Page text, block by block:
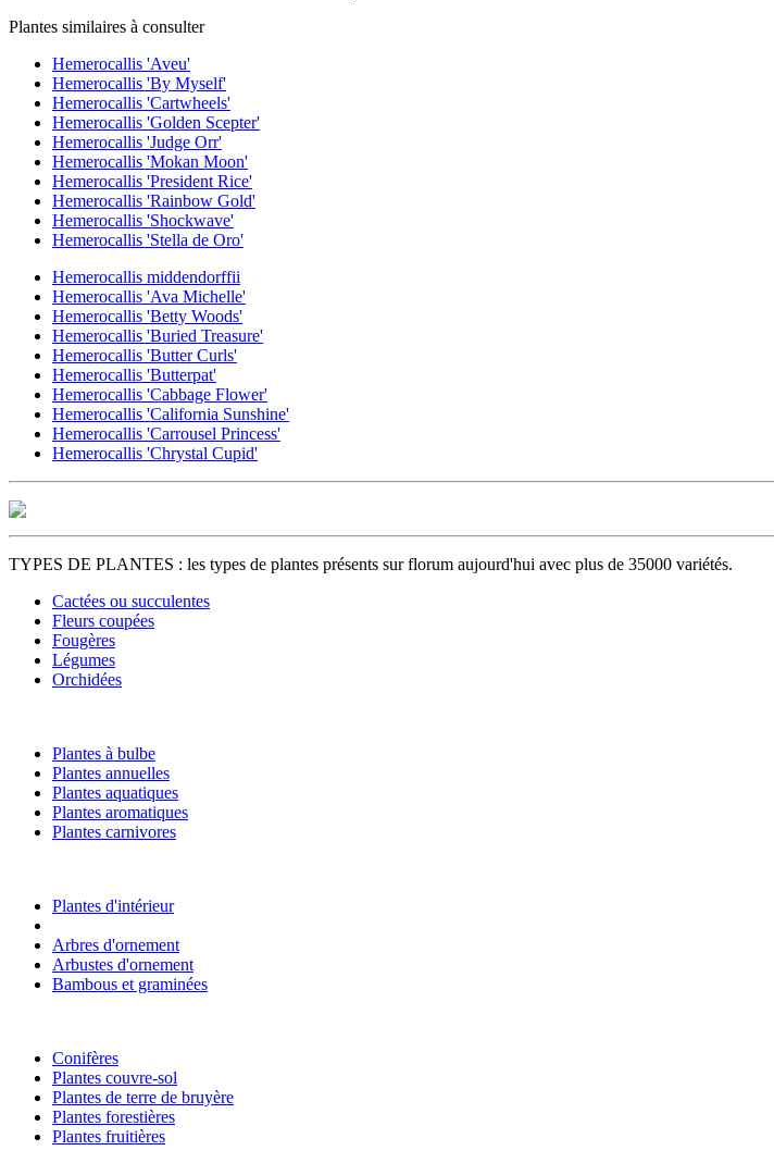
Plantes similaires à consulter
Hemerocallis 'Aveu'
Hemerocallis 'By Myself'
Hemerocallis 'Cartwheels'
Hemerocallis 'Golden Scepter'
Hemerocallis 'Judge Orr'
Hemerocallis 'Mokan Moon'
Hemerocallis 'President Rice'
Hemerocallis 'Rainbow Gold'
Hemerocallis 'Shockwave'
Hemerocallis 'Stella de Oro'
Hemerocallis middendorffii
Hemerocallis 'Ava Michelle'
Hemerocallis 'Betty Woods'
Hemerocallis 'Buried Treasure'
Hemerocallis 'Butter Curls'
Hemerocallis 'Butterpat'
Hemerocallis 'Cabbage Flower'
Hemerocallis 'California Sunshine'
Hemerocallis 'Carrousel Princess'
Hemerocallis 'Chrystal Cupid'
TYPES DE PLANTES : les types de plantes présents sur florum aujourd'hui avec plus de 35000 variétés.
Cactées ou succulentes
Fleurs coupées
Fougères
Légumes
Orchidées
Plantes à bulbe
Plantes annuelles
Plantes aquatiques
Plantes aromatiques
Plantes carnivores
Plantes d'intérieur
Arbres d'ornement
Arbustes d'ornement
Bambous et graminées
Conifères
Plantes couvre-sol
Plantes de terre de bruyère
Plantes forestières
Plantes fruitières